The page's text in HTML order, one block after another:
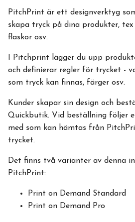
PitchPrint är ett designverktyg
skapa tryck på dina produkter,
flaskor osv.
I Pitchprint lägger du upp
och definierar regler för trycket -
som tryck kan finnas, färger osv.
Kunder skapar sin design och
Quickbutik. Vid beställning följer
med som kan hämtas från
trycket.
Det finns två varianter av denna
PitchPrint:
Print on Demand Standard
Print on Demand Pro